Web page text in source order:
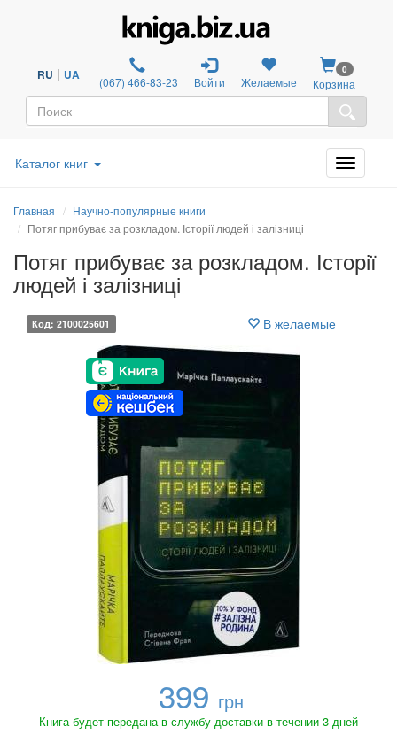
RU | UA (067) 466-83-23 Войти Желаемые
0
Корзина
Каталог книг
Главная
Научно-популярные книги
Потяг прибуває за розкладом. Історії людей і залізниці
Потяг прибуває за розкладом. Історії
людей і залізниці
Код: 2100025601 В желаемые
399 грн
Книга будет передана в службу доставки в течении 3 дней